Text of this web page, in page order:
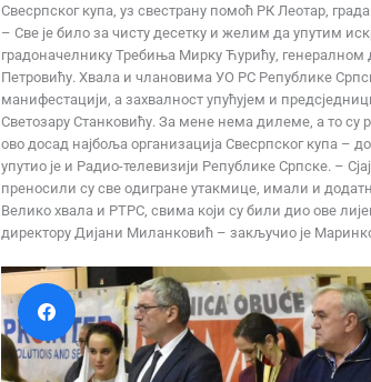
Свесрпског купа, уз свестрану помоћ РК Леотар,
– Све је било за чисту десетку и желим да упутим
градоначелнику Требиња Мирку Ћурићу, генералном
Петровићу. Хвала и члановима УО РС Републике
манифестацији, а захвалност упућујем и
Светозару Станковићу. За мене нема дилеме, а то су
ово досад најбоља организација Свесрпског купа –
упутио је и Радио-телевизији Републике Српске. –
преносили су све одигране утакмице, имали и
Велико хвала и РТРС, свима који су били дио ове
директору Дијани Миланковић – закључио је